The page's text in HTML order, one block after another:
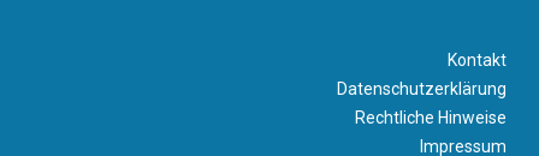
Kontakt
Datenschutzerklärung
Rechtliche Hinweise
Impressum